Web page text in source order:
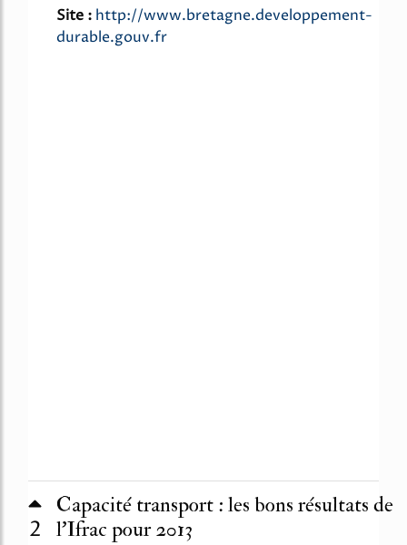
Site : http://www.bretagne.developpement-
durable.gouv.fr
2
Capacité transport : les bons résultats de
l'Ifrac pour 2013